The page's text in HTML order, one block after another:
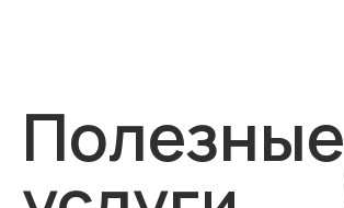
Полезные